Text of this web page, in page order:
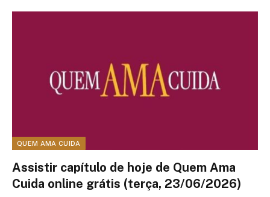
QUEM AMA CUIDA
Assistir capítulo de hoje de Quem Ama
Cuida online grátis (terça, 23/06/2026)